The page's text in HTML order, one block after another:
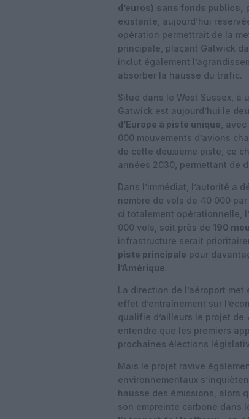
d’euros) sans fonds publics,
existante, aujourd’hui
opération permettrait de la
principale, plaçant Gatwick
inclut également
absorber la hausse du trafic.
Situé dans le West Sussex, à
Gatwick est aujourd’hui le
d’Europe à piste unique ,
000 mouvements d’avions
de cette deuxième piste, ce
années 2030, permettant de
Dans l’immédiat, l’autorité a
nombre de vols de 40 000
ci totalement opérationnelle,
000 vols, soit près de 190
infrastructure serait
piste principale pour
l’Amérique.
La direction de l’aéroport
effet d’entraînement sur
qualifie d’ailleurs le projet de
entendre que les premiers
prochaines élections
Mais le projet ravive
environnementaux
hausse des émissions, alors
son empreinte carbone dans